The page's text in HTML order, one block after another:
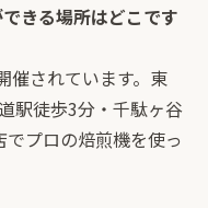
きる場所はどこです
催されています。東
駅徒歩3分・千駄ヶ谷
プロの焙煎機を使っ